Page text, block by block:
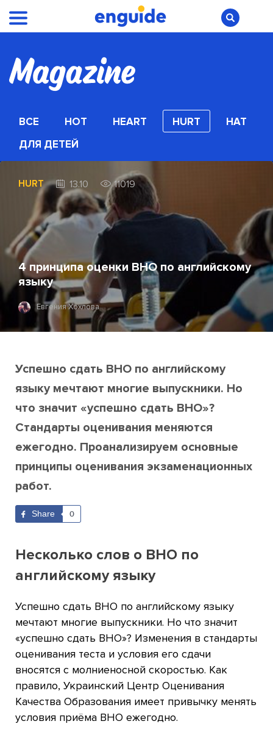
ВСЕ HOT HEART HURT
HAT
ДЛЯ ДЕТЕЙ
HURT 13.10 11019
4 принципа оценки ВНО по английскому
языку
Евгения Хохлова
Успешно сдать ВНО по английскому
языку мечтают многие выпускники. Но
что значит «успешно сдать ВНО»?
Стандарты оценивания меняются
ежегодно. Проанализируем основные
принципы оценивания экзаменационных
работ.
Share 0
Несколько слов о ВНО по
английскому языку
Успешно сдать ВНО по английскому языку
мечтают многие выпускники. Но что значит
«успешно сдать ВНО»? Изменения в стандарты
оценивания теста и условия его сдачи
вносятся с молниеносной скоростью. Как
правило, Украинский Центр Оценивания
Качества Образования имеет привычку менять
условия приёма ВНО ежегодно.